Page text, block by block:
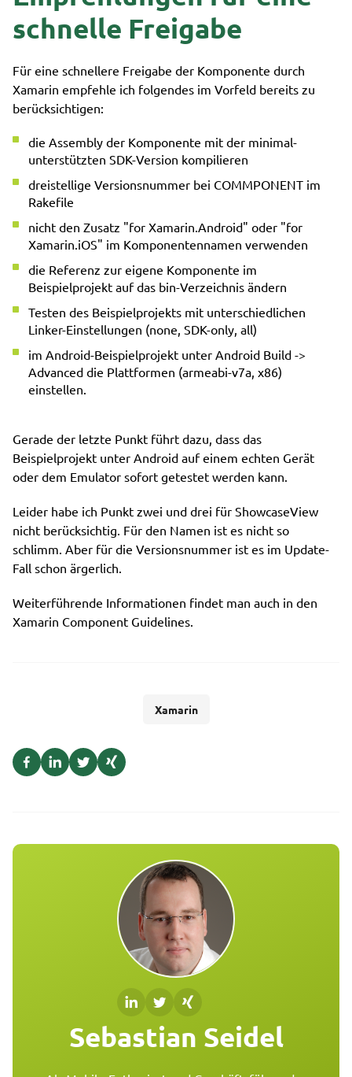
schnelle Freigabe
Für eine schnellere Freigabe der Komponente durch
Xamarin empfehle ich folgendes im Vorfeld bereits zu
berücksichtigen:
die Assembly der Komponente mit der minimal-
unterstützten SDK-Version kompilieren
dreistellige Versionsnummer bei COMMPONENT im
Rakefile
nicht den Zusatz "for Xamarin.Android" oder "for
Xamarin.iOS" im Komponentennamen verwenden
die Referenz zur eigene Komponente im
Beispielprojekt auf das bin-Verzeichnis ändern
Testen des Beispielprojekts mit unterschiedlichen
Linker-Einstellungen (none, SDK-only, all)
im Android-Beispielprojekt unter Android Build ->
Advanced die Plattformen (armeabi-v7a, x86)
einstellen.
Gerade der letzte Punkt führt dazu, dass das
Beispielprojekt unter Android auf einem echten Gerät
oder dem Emulator sofort getestet werden kann.
Leider habe ich Punkt zwei und drei für ShowcaseView
nicht berücksichtig. Für den Namen ist es nicht so
schlimm. Aber für die Versionsnummer ist es im Update-
Fall schon ärgerlich.
Weiterführende Informationen findet man auch in den
Xamarin Component Guidelines.
Xamarin
Sebastian Seidel